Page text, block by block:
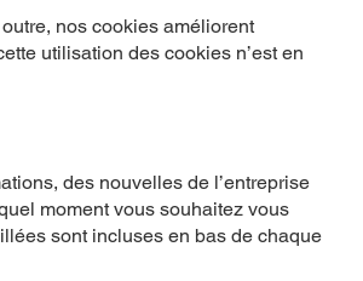
nos cookies améliorent
utilisation des cookies n’est en
des nouvelles de l’entreprise
moment vous souhaitez vous
sont incluses en bas de chaque